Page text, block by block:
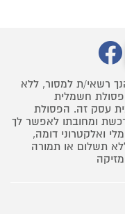
רשאי/ת למסור, ללא
חשמלית
עסק זה. הפסולת
ומחובתו לאפשר לך
ואלקטרוני דומה,
תשלום או תמורה